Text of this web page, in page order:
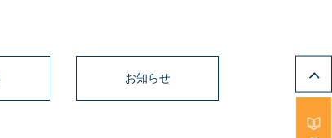
お知らせ